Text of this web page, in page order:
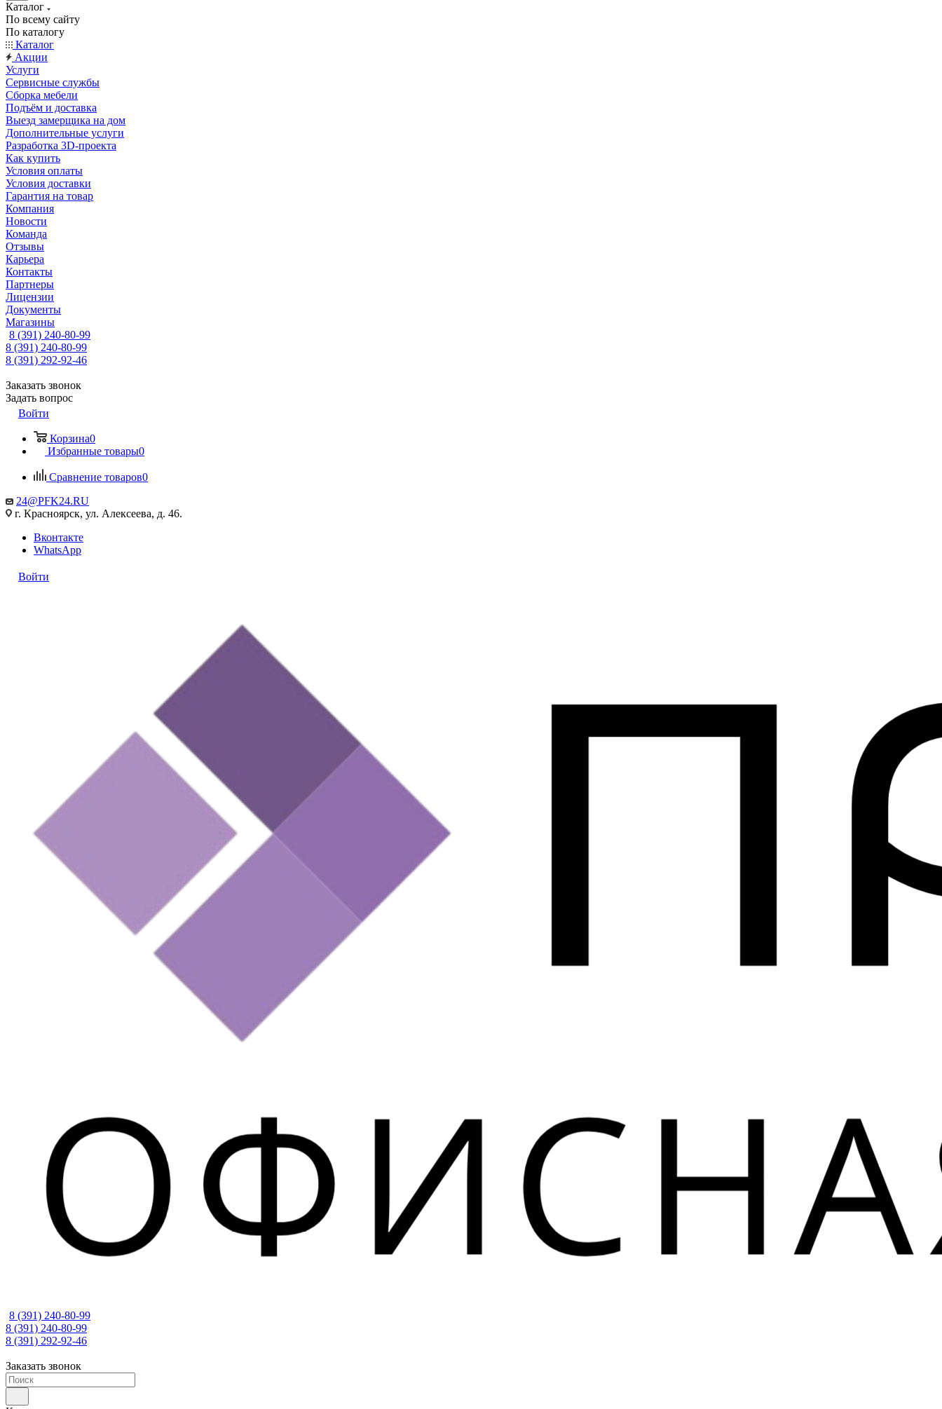
Каталог
По всему сайту
По каталогу
Каталог
Акции
Услуги
Сервисные службы
Сборка мебели
Подъём и доставка
Выезд замерщика на дом
Дополнительные услуги
Разработка 3D-проекта
Как купить
Условия оплаты
Условия доставки
Гарантия на товар
Компания
Новости
Команда
Отзывы
Карьера
Контакты
Партнеры
Лицензии
Документы
Магазины
8 (391) 240-80-99
8 (391) 240-80-99
8 (391) 292-92-46
Заказать звонок
Задать вопрос
Войти
Корзина0
Избранные товары0
Сравнение товаров0
24@PFK24.RU
г. Красноярск, ул. Алексеева, д. 46.
Вконтакте
WhatsApp
Войти
8 (391) 240-80-99
8 (391) 240-80-99
8 (391) 292-92-46
Заказать звонок